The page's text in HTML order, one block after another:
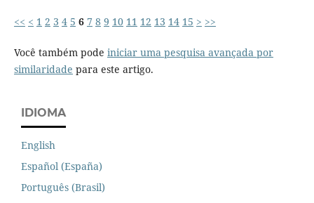
<< < 1 2 3 4 5 6 7 8 9 10 11 12 13 14 15 > >>
Você também pode iniciar uma pesquisa avançada por
similaridade para este artigo.
IDIOMA
English
Español (España)
Português (Brasil)